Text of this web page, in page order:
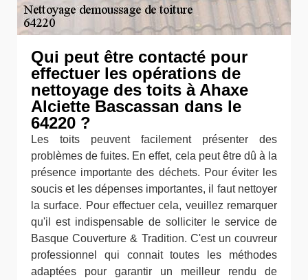
Qui peut être contacté pour
effectuer les opérations de
nettoyage des toits à Ahaxe
Alciette Bascassan dans le
64220 ?
Les toits peuvent facilement présenter des
problèmes de fuites. En effet, cela peut être dû à la
présence importante des déchets. Pour éviter les
soucis et les dépenses importantes, il faut nettoyer
la surface. Pour effectuer cela, veuillez remarquer
qu'il est indispensable de solliciter le service de
Basque Couverture & Tradition. C'est un couvreur
professionnel qui connait toutes les méthodes
adaptées pour garantir un meilleur rendu de